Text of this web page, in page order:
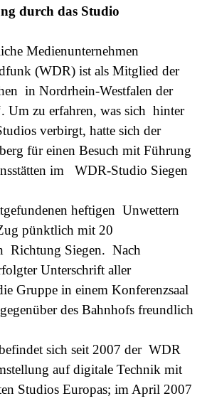
durch das Studio
Medienunternehmen
(WDR) ist als Mitglied der
in Nordrhein-Westfalen der
Um zu erfahren, was sich hinter
verbirgt, hatte sich der
für einen Besuch mit Führung
im WDR-Studio Siegen
heftigen Unwettern
pünktlich mit 20
Richtung Siegen. Nach
Unterschrift aller
Gruppe in einem Konferenzsaal
des Bahnhofs freundlich
sich seit 2007 der WDR
auf digitale Technik mit
Studios Europas; im April 2007